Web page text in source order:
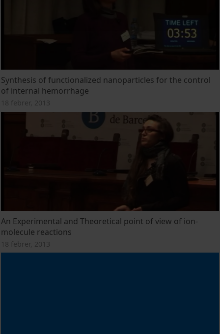
Synthesis of functionalized nanoparticles for the control
of internal hemorrhage
18 febrer, 2013
An Experimental and Theoretical point of view of ion-
molecule reactions
18 febrer, 2013